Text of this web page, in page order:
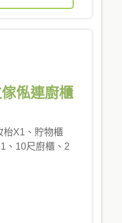
俬連廚櫃
枱X1、貯物櫃
、10尺廚櫃、2